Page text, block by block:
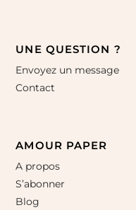
UNE QUESTION ?
Envoyez un message
Contact
AMOUR PAPER
A propos
S’abonner
Blog